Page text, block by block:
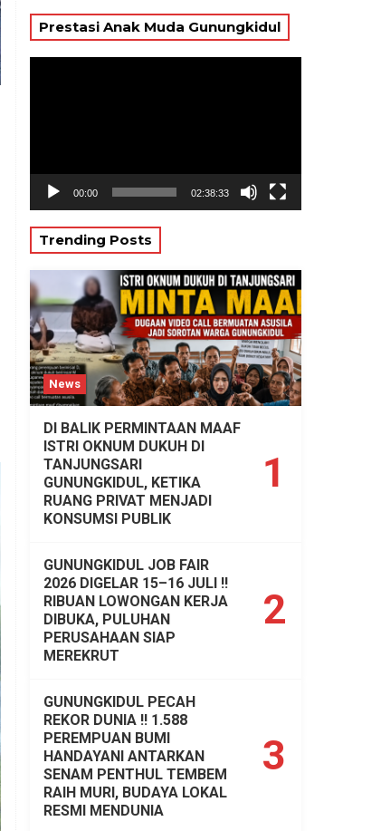
Prestasi Anak Muda Gunungkidul
00:00 02:38:33
Trending Posts
News
1
DI BALIK PERMINTAAN MAAF
ISTRI OKNUM DUKUH DI
TANJUNGSARI
GUNUNGKIDUL, KETIKA
RUANG PRIVAT MENJADI
KONSUMSI PUBLIK
2
GUNUNGKIDUL JOB FAIR
2026 DIGELAR 15–16 JULI !!
RIBUAN LOWONGAN KERJA
DIBUKA, PULUHAN
PERUSAHAAN SIAP
MEREKRUT
3
GUNUNGKIDUL PECAH
REKOR DUNIA !! 1.588
PEREMPUAN BUMI
HANDAYANI ANTARKAN
SENAM PENTHUL TEMBEM
RAIH MURI, BUDAYA LOKAL
RESMI MENDUNIA